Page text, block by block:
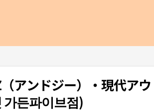
アンドジー）・現代ア
든파이브점)